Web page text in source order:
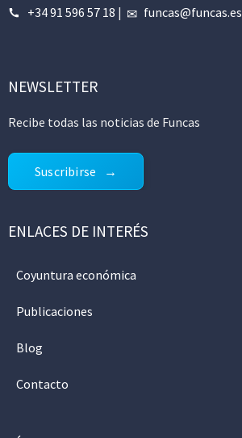
+34 91 596 57 18 | funcas@funcas.es
NEWSLETTER
Recibe todas las noticias de Funcas
Suscribirse
ENLACES DE INTERÉS
Coyuntura económica
Publicaciones
Blog
Contacto